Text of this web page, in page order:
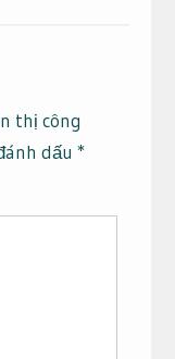
thị công
dấu *